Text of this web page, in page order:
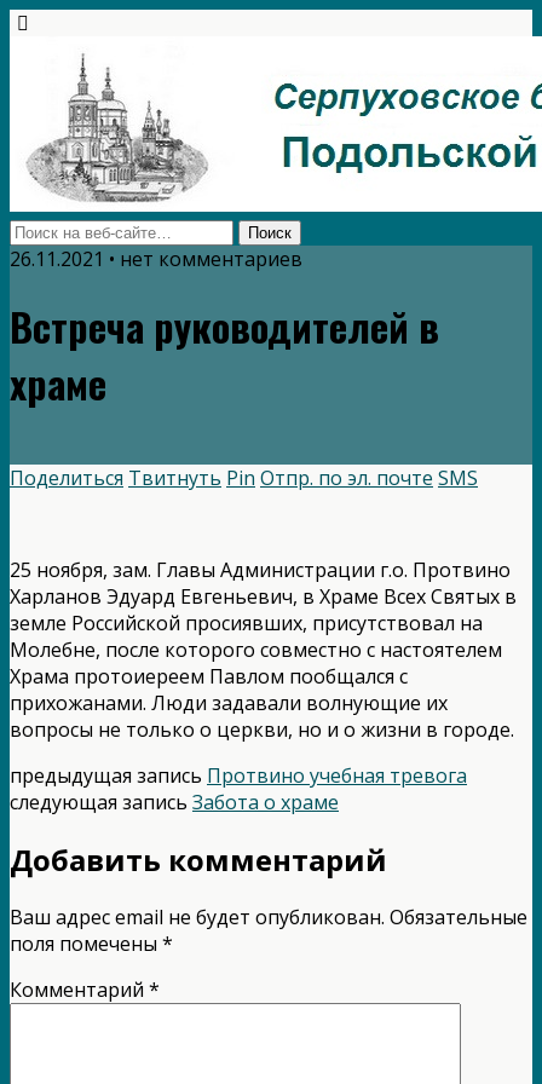
26.11.2021 • нет комментариев
Встреча руководителей в
храме
Поделиться Твитнуть Pin Отпр. по эл. почте SMS
25 ноября, зам. Главы Администрации г.о. Протвино
Харланов Эдуард Евгеньевич, в Храме Всех Святых в
земле Российской просиявших, присутствовал на
Молебне, после которого совместно с настоятелем
Храма протоиереем Павлом пообщался с
прихожанами. Люди задавали волнующие их
вопросы не только о церкви, но и о жизни в городе.
предыдущая запись Протвино учебная тревога
следующая запись Забота о храме
Добавить комментарий
Ваш адрес email не будет опубликован. Обязательные
поля помечены *
Комментарий *